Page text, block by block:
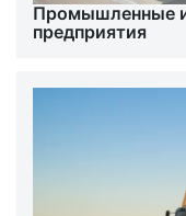
Промышленные
предприятия